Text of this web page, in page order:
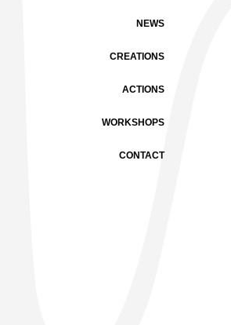
NEWS
CREATIONS
ACTIONS
WORKSHOPS
CONTACT